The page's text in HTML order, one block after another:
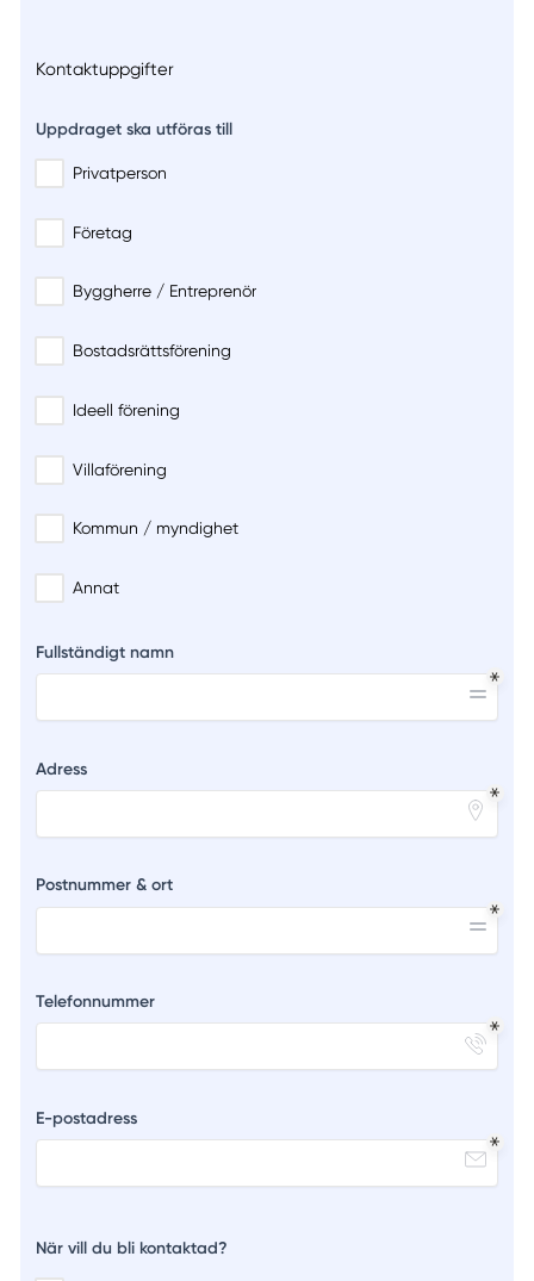
Kontaktuppgifter
Uppdraget ska utföras till
Privatperson
Företag
Byggherre / Entreprenör
Bostadsrättsförening
Ideell förening
Villaförening
Kommun / myndighet
Annat
Fullständigt namn
Adress
Postnummer & ort
Telefonnummer
E-postadress
När vill du bli kontaktad?